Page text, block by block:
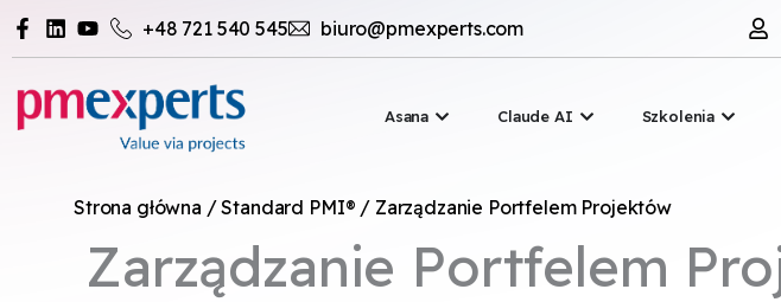
Przejdź
+48 721 540 545 biuro@pmexperts.com
Asana Open Asana
Claude AI Open Claude AI
Szkolenia Open
Strona główna /Standard PMI® / Zarządzanie Portfelem Projektów
Zarządzanie Portfelem